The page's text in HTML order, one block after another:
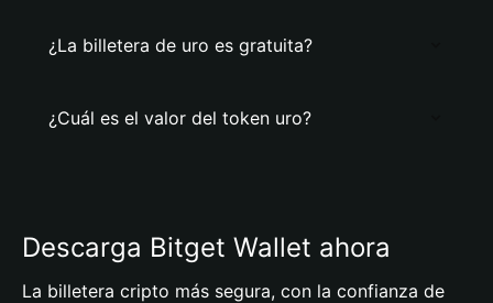
¿La billetera de uro es gratuita?
¿Cuál es el valor del token uro?
Descarga Bitget Wallet ahora
La billetera cripto más segura, con la confianza de